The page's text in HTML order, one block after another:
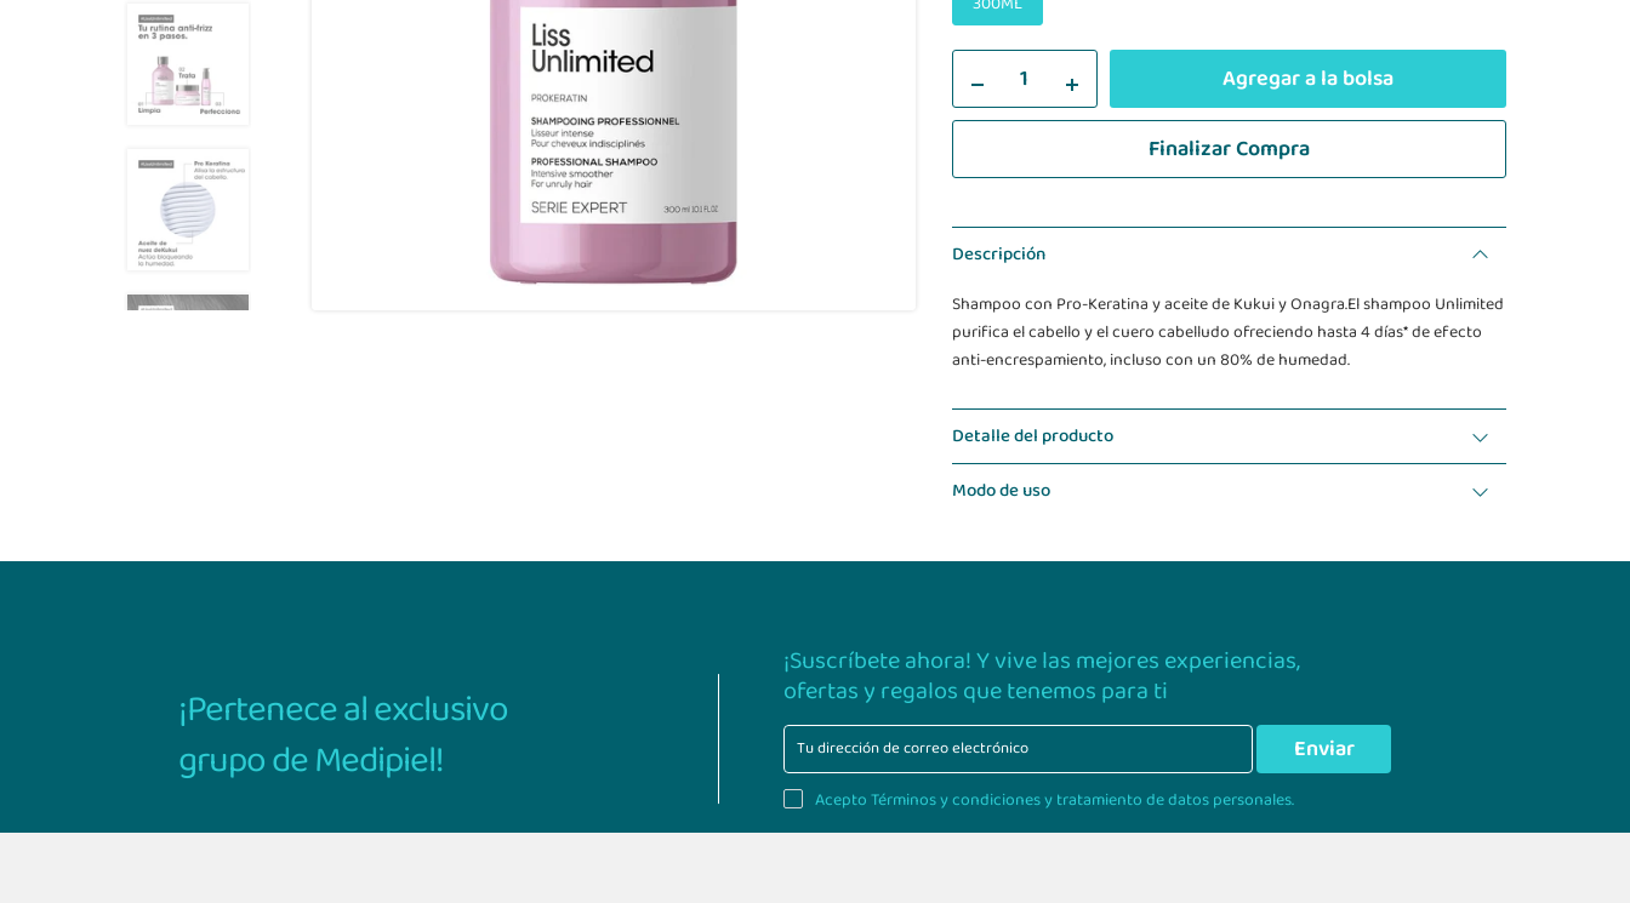
Agregar a la bolsa
Finalizar Compra
Descripción
Shampoo con Pro-Keratina y aceite de Kukui y Onagra.El shampoo Unlimited
purifica el cabello y el cuero cabelludo ofreciendo hasta 4 días* de efecto
anti-encrespamiento, incluso con un 80% de humedad.
Detalle del producto
Modo de uso
¡Pertenece al exclusivo
grupo de Medipiel!
¡Suscríbete ahora! Y vive las mejores experiencias,
ofertas y regalos que tenemos para ti
Enviar
Acepto Términos y condiciones y tratamiento de datos personales.